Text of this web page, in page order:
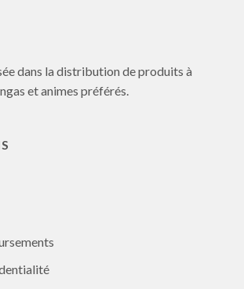
sur
dans la distribution de produits à
et animes préférés.